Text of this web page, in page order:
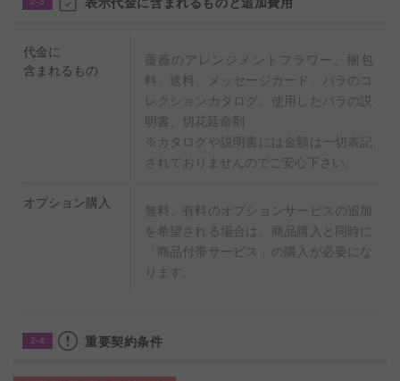
「バラのコレクションカタログ」と使用したバラの情報
を記載した「説明書」、お花を長持ちさせる「切花延命
剤」を同封して、バラと一緒にお届け致します。（カタ
ログや説明書には金額は一切表記されておりませんので
表示代金に含まれるものと追加費用
代金に
含まれるもの
薔薇のアレンジメントフラワー、梱包
料、送料、メッセージカード、バラのコ
レクションカタログ、使用したバラの説
明書、切花延命剤
※カタログや説明書には金額は一切表記
されておりませんのでご安心下さい。
オプション購入
無料、有料のオプションサービスの追加
を希望される場合は、商品購入と同時に
「商品付帯サービス」の購入が必要にな
ります。
2-4 重要契約条件